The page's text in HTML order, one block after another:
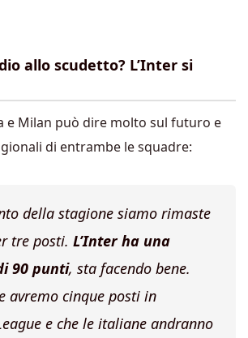
allo scudetto? L’Inter si
e Milan può dire molto sul futuro e
di entrambe le squadre:
della stagione siamo rimaste
tre posti. L’Inter ha una
90 punti, sta facendo bene.
avremo cinque posti in
e che le italiane andranno